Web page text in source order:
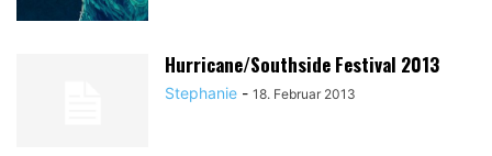
Hurricane/Southside Festival 2013
Stephanie - 18. Februar 2013